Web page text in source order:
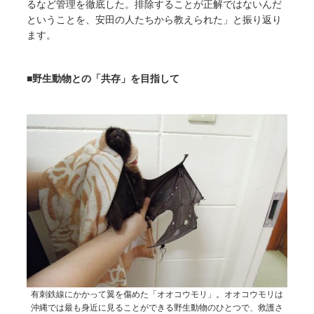
るなど管理を徹底した。排除することが正解ではないんだ
ということを、安田の人たちから教えられた」と振り返り
ます。
■野生動物との「共存」を目指して
有刺鉄線にかかって翼を傷めた「オオコウモリ」。オオコウモリは
沖縄では最も身近に見ることができる野生動物のひとつで、救護さ